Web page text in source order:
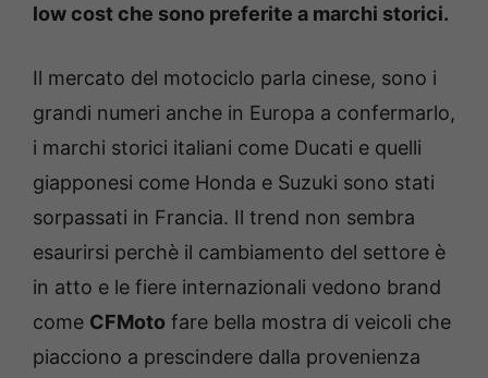
low cost che sono preferite a marchi storici.
Il mercato del motociclo parla cinese, sono i
grandi numeri anche in Europa a confermarlo,
i marchi storici italiani come Ducati e quelli
giapponesi come Honda e Suzuki sono stati
sorpassati in Francia. Il trend non sembra
esaurirsi perchè il cambiamento del settore è
in atto e le fiere internazionali vedono brand
come CFMoto fare bella mostra di veicoli che
piacciono a prescindere dalla provenienza